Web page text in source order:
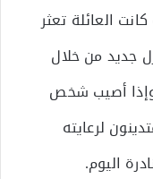
العائلة تعثر
جديد من خلال
وإذا أصيب شخص
لرعايته
اليوم.